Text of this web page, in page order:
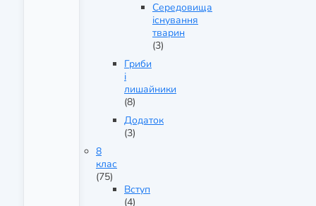
Середовища
існування
тварин
(3)
Гриби
і
лишайники
(8)
Додаток
(3)
8
клас
(75)
Вступ
(4)